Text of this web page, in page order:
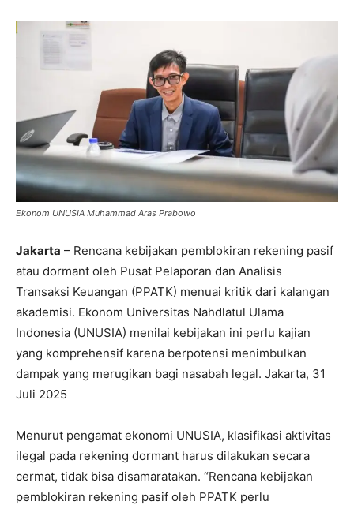
Ekonom UNUSIA Muhammad Aras Prabowo
Jakarta – Rencana kebijakan pemblokiran rekening pasif
atau dormant oleh Pusat Pelaporan dan Analisis
Transaksi Keuangan (PPATK) menuai kritik dari kalangan
akademisi. Ekonom Universitas Nahdlatul Ulama
Indonesia (UNUSIA) menilai kebijakan ini perlu kajian
yang komprehensif karena berpotensi menimbulkan
dampak yang merugikan bagi nasabah legal. Jakarta, 31
Juli 2025
Menurut pengamat ekonomi UNUSIA, klasifikasi aktivitas
ilegal pada rekening dormant harus dilakukan secara
cermat, tidak bisa disamaratakan. “Rencana kebijakan
pemblokiran rekening pasif oleh PPATK perlu